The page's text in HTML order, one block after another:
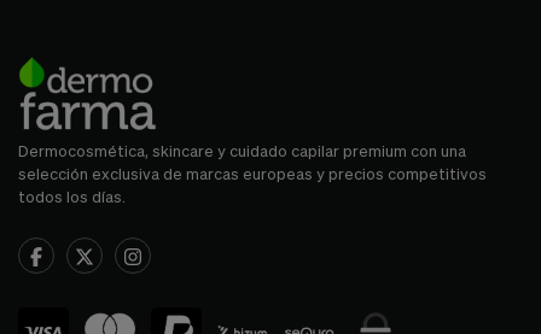
Dermocosmética, skincare y cuidado capilar premium con una
selección exclusiva de marcas europeas y precios competitivos
todos los días.